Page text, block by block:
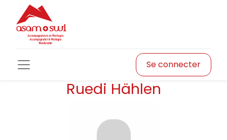
Se connecter
Ruedi Hählen